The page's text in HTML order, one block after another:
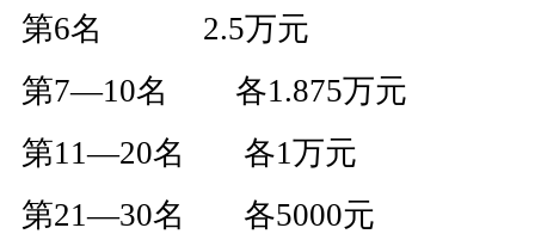
第6名 2.5万元
第7—10名 各1.875万元
第11—20名 各1万元
第21—30名 各5000元